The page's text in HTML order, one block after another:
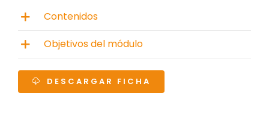
Contenidos
Objetivos del módulo
DESCARGAR FICHA